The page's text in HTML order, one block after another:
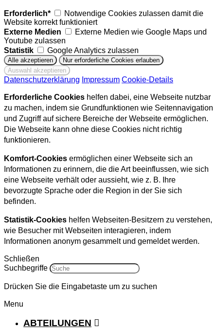
Erforderlich*
Notwendige Cookies zulassen damit die
Website korrekt funktioniert
Externe Medien
Externe Medien wie Google Maps und
Youtube zulassen
Statistik
Google Analytics zulassen
Datenschutzerklärung Impressum Cookie-Details
Erforderliche Cookies helfen dabei, eine Webseite nutzbar
zu machen, indem sie Grundfunktionen wie Seitennavigation
und Zugriff auf sichere Bereiche der Webseite ermöglichen.
Die Webseite kann ohne diese Cookies nicht richtig
funktionieren.
Komfort-Cookies ermöglichen einer Webseite sich an
Informationen zu erinnern, die die Art beeinflussen, wie sich
eine Webseite verhält oder aussieht, wie z. B. Ihre
bevorzugte Sprache oder die Region in der Sie sich
befinden.
Statistik-Cookies helfen Webseiten-Besitzern zu verstehen,
wie Besucher mit Webseiten interagieren, indem
Informationen anonym gesammelt und gemeldet werden.
Schließen
Suchbegriffe
Drücken Sie die Eingabetaste um zu suchen
Menu
ABTEILUNGEN